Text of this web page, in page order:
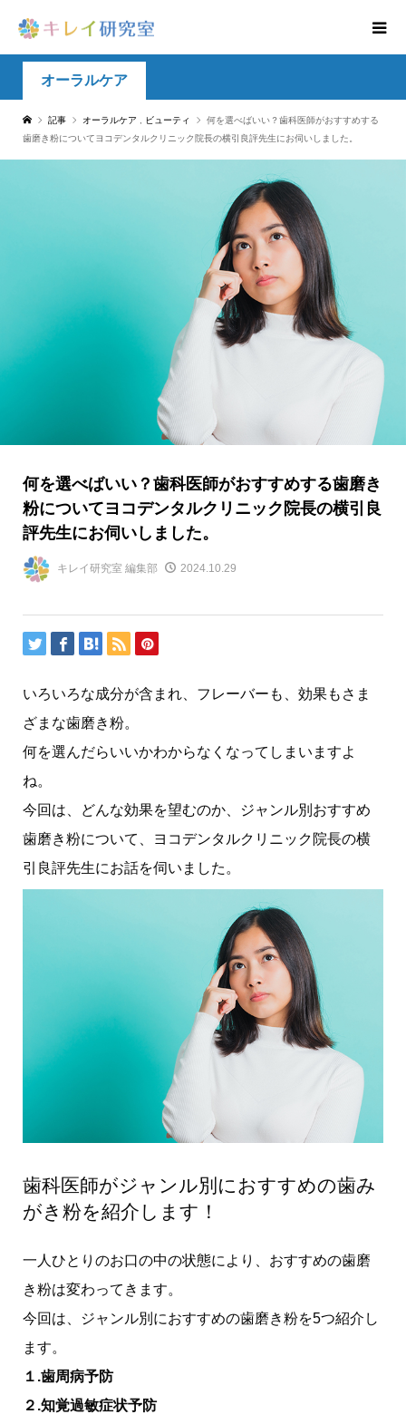
オーラルケア
記事 オーラルケア ビューティ
何を選べばいい？歯科医師がおすすめする
歯磨き粉についてヨコデンタルクリニック院長の横引良評先生にお伺いしました。
何を選べばいい？歯科医師がおすすめする歯磨き
粉についてヨコデンタルクリニック院長の横引良
評先生にお伺いしました。
キレイ研究室 編集部 2024.10.29
いろいろな成分が含まれ、フレーバーも、効果もさま
ざまな歯磨き粉。
何を選んだらいいかわからなくなってしまいますよ
ね。
今回は、どんな効果を望むのか、ジャンル別おすすめ
歯磨き粉について、ヨコデンタルクリニック院長の横
引良評先生にお話を伺いました。
歯科医師がジャンル別におすすめの歯み
がき粉を紹介します！
一人ひとりのお口の中の状態により、おすすめの歯磨
き粉は変わってきます。
今回は、ジャンル別におすすめの歯磨き粉を5つ紹介し
ます。
１.歯周病予防
２.知覚過敏症状予防